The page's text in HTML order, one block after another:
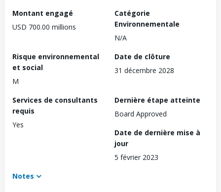
Montant engagé
USD 700.00 millions
Catégorie
Environnementale
N/A
Risque environnemental
et social
M
Date de clôture
31 décembre 2028
Services de consultants
requis
Yes
Dernière étape atteinte
Board Approved
Date de dernière mise à
jour
5 février 2023
Notes